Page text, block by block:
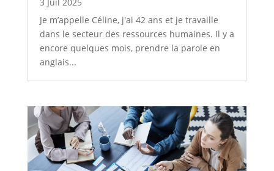
Je m’appelle Céline, j'ai 42 ans et je travaille
dans le secteur des ressources humaines. Il y a
encore quelques mois, prendre la parole en
anglais...